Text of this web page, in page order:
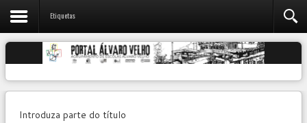
Etiquetas
Introduza parte do título